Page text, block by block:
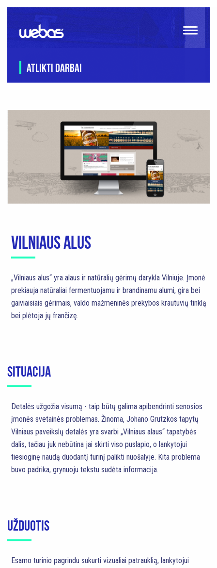
ATLIKTI DARBAI
VILNIAUS ALUS
„Vilniaus alus“ yra alaus ir natūralių gėrimų darykla Vilniuje. Įmonė
prekiauja natūraliai fermentuojamu ir brandinamu alumi, gira bei
gaiviaisiais gėrimais, valdo mažmeninės prekybos krautuvių tinklą
bei plėtoja jų frančizę.
SITUACIJA
Detalės užgožia visumą - taip būtų galima apibendrinti senosios
įmonės svetainės problemas. Žinoma, Johano Grutzkos tapytų
Vilniaus paveikslų detalės yra svarbi „Vilniaus alaus“ tapatybės
dalis, tačiau juk nebūtina jai skirti viso puslapio, o lankytojui
tiesioginę naudą duodantį turinį palikti nuošalyje. Kita problema
buvo padrika, grynuoju tekstu sudėta informacija.
UŽDUOTIS
Esamo turinio pagrindu sukurti vizualiai patrauklią, lankytojui